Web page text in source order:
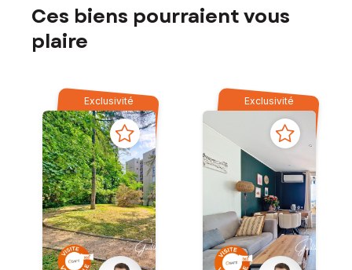
Ces biens pourraient vous
plaire
Exclusivité Exclusivité